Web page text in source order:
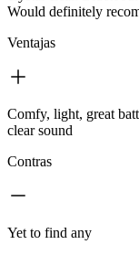
Would definitely
Ventajas
Comfy, light, great
clear sound
Contras
Yet to find any